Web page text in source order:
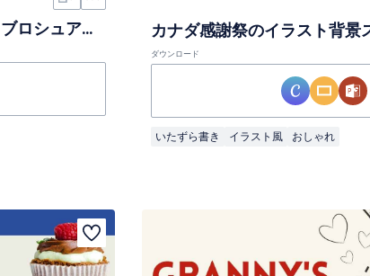
エレガントなクリスマスレシピ・ブロシュアスライド カナダ感謝祭のイラスト背景
ダウンロード
いたずら書き イラスト風 おしゃれ